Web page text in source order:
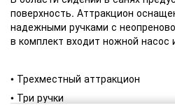
поверхность. Аттракцион
надежными ручками с
в комплект входит ножной
• Трехместный аттракцион
• Три ручки